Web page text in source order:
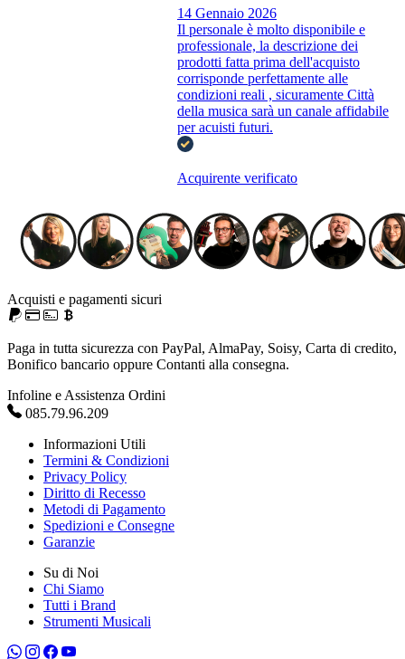
14 Gennaio 2026
Il personale è molto disponibile e
professionale, la descrizione dei
prodotti fatta prima dell'acquisto
corrisponde perfettamente alle
condizioni reali , sicuramente Città
della musica sarà un canale affidabile
per acuisti futuri.
Acquirente verificato
Acquisti e pagamenti sicuri
Paga in tutta sicurezza con PayPal, AlmaPay, Soisy, Carta di credito,
Bonifico bancario oppure Contanti alla consegna.
Infoline e Assistenza Ordini
085.79.96.209
Informazioni Utili
Termini & Condizioni
Privacy Policy
Diritto di Recesso
Metodi di Pagamento
Spedizioni e Consegne
Garanzie
Su di Noi
Chi Siamo
Tutti i Brand
Strumenti Musicali